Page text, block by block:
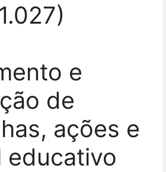
e
de
ações e
educativo